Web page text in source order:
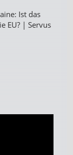
Ist das
EU? | Servus